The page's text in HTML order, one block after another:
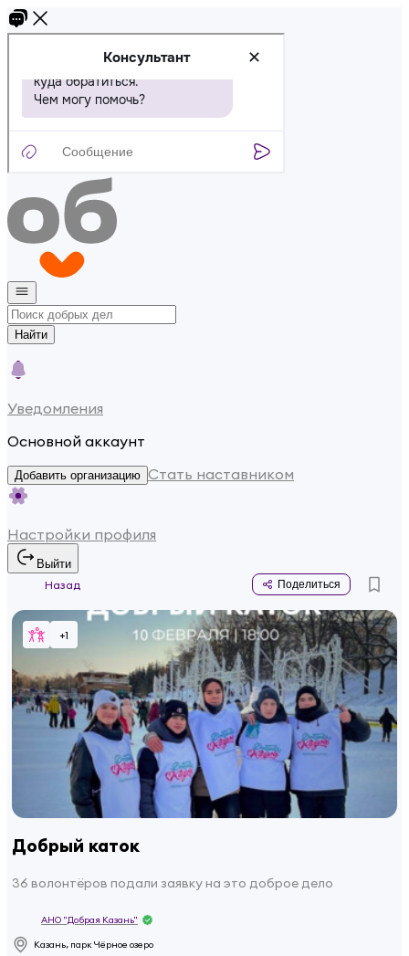
Найти
Уведомления
Основной аккаунт
Добавить организацию Стать наставником
Настройки профиля
Выйти
Назад
Поделиться
+1
Добрый каток
36 волонтёров подали заявку на это доброе дело
АНО "Добрая Казань"
Казань, парк Чёрное озеро